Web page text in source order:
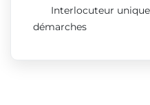
Interlocuteur
démarches